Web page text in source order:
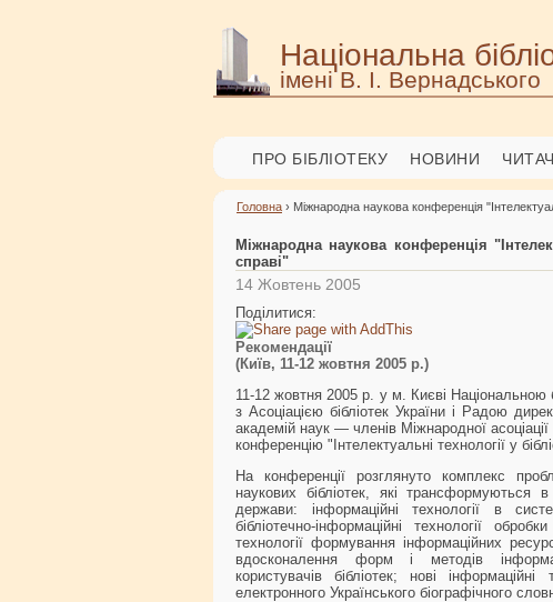
Національна
імені В. І. Вернадського
ПРО БІБЛІОТЕКУ НОВИНИ
Головна › Міжнародна наукова конференція
Міжнародна наукова конференція
справі"
14 Жовтень 2005
Поділитися:
Рекомендації
(Київ, 11-12 жовтня 2005 р.)
11-12 жовтня 2005 р. у м. Києві Національною
з Асоціацією бібліотек України і Радою
академій наук — членів Міжнародної
конференцію "Інтелектуальні технології у
На конференції розглянуто комплекс
наукових бібліотек, які трансформуються
держави: інформаційні технології в
бібліотечно-інформаційні технології
технології формування інформаційних
вдосконалення форм і методів
користувачів бібліотек; нові
електронного Українського біографічного